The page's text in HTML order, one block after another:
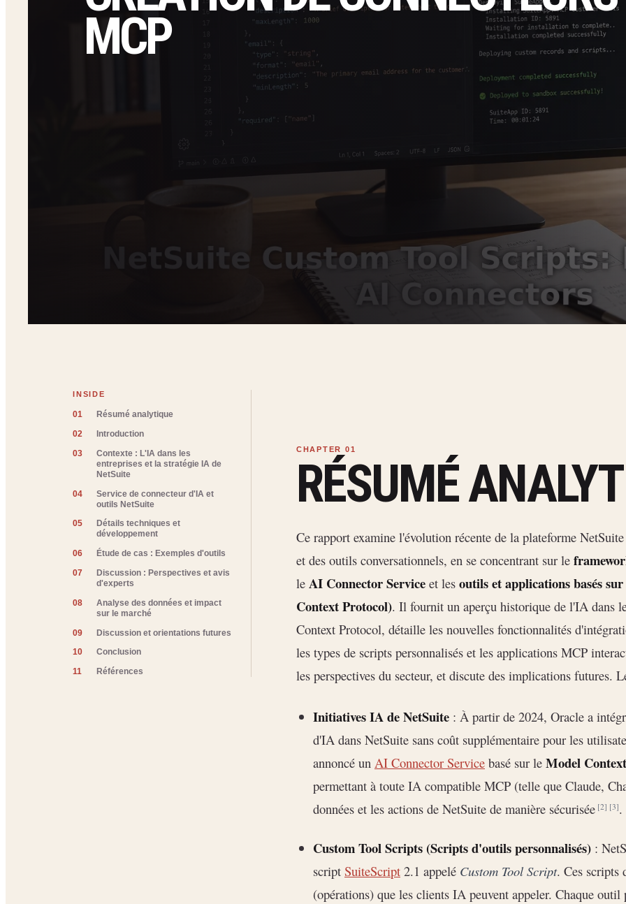
MCP
INSIDE
01 Résumé analytique
02 Introduction
03
Contexte : L'IA dans les
entreprises et la stratégie IA de
NetSuite
04
Service de connecteur d'IA et
outils NetSuite
05
Détails techniques et
développement
06 Étude de cas : Exemples d'outils
07
Discussion : Perspectives et avis
d'experts
08
Analyse des données et impact
sur le marché
09 Discussion et orientations futures
10 Conclusion
11 Références
RÉSUMÉ
Ce rapport examine l'évolution récente de la plateforme
et des outils conversationnels, en se concentrant sur le
le AI Connector Service et les outils et applications basés
Context Protocol). Il fournit un aperçu historique de l'IA dans
Context Protocol, détaille les nouvelles fonctionnalités
les types de scripts personnalisés et les applications MCP
les perspectives du secteur, et discute des implications futures.
Initiatives IA de NetSuite : À partir de 2024, Oracle a
d'IA dans NetSuite sans coût supplémentaire pour les
annoncé un AI Connector Service basé sur le Model
permettant à toute IA compatible MCP (telle que Claude,
données et les actions de NetSuite de manière sécurisée[2] [3].
Custom Tool Scripts (Scripts d'outils personnalisés) :
script SuiteScript 2.1 appelé Custom Tool Script. Ces scripts
(opérations) que les clients IA peuvent appeler. Chaque outil